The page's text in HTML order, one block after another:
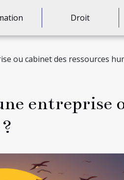
Droit
ou cabinet des ressources
entreprise